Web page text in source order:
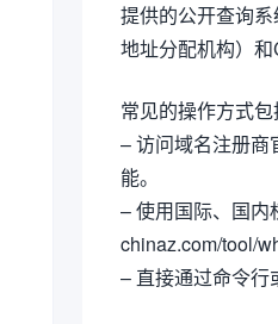
提供的公开查询
地址分配机构）
常见的操作方式包
– 访问域名注册商
能。
– 使用国际、国内
chinaz.com/tool/
– 直接通过命令行